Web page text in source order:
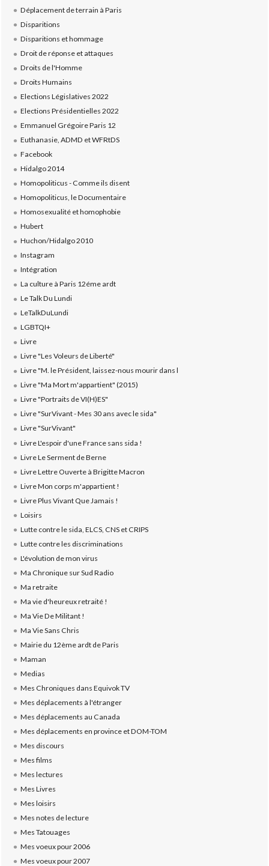
Déplacement de terrain à Paris
Disparitions
Disparitions et hommage
Droit de réponse et attaques
Droits de l'Homme
Droits Humains
Elections Législatives 2022
Elections Présidentielles 2022
Emmanuel Grégoire Paris 12
Euthanasie, ADMD et WFRtDS
Facebook
Hidalgo 2014
Homopoliticus - Comme ils disent
Homopoliticus, le Documentaire
Homosexualité et homophobie
Hubert
Huchon/Hidalgo 2010
Instagram
Intégration
La culture à Paris 12éme ardt
Le Talk Du Lundi
LeTalkDuLundi
LGBTQI+
Livre
Livre "Les Voleurs de Liberté"
Livre "M. le Président, laissez-nous mourir dans l
Livre "Ma Mort m'appartient" (2015)
Livre "Portraits de VI(H)ES"
Livre "SurVivant - Mes 30 ans avec le sida"
Livre "SurVivant"
Livre L'espoir d'une France sans sida !
Livre Le Serment de Berne
Livre Lettre Ouverte à Brigitte Macron
Livre Mon corps m'appartient !
Livre Plus Vivant Que Jamais !
Loisirs
Lutte contre le sida, ELCS, CNS et CRIPS
Lutte contre les discriminations
L'évolution de mon virus
Ma Chronique sur Sud Radio
Ma retraite
Ma vie d'heureux retraité !
Ma Vie De Militant !
Ma Vie Sans Chris
Mairie du 12ème ardt de Paris
Maman
Medias
Mes Chroniques dans Equivok TV
Mes déplacements à l'étranger
Mes déplacements au Canada
Mes déplacements en province et DOM-TOM
Mes discours
Mes films
Mes lectures
Mes Livres
Mes loisirs
Mes notes de lecture
Mes Tatouages
Mes voeux pour 2006
Mes voeux pour 2007